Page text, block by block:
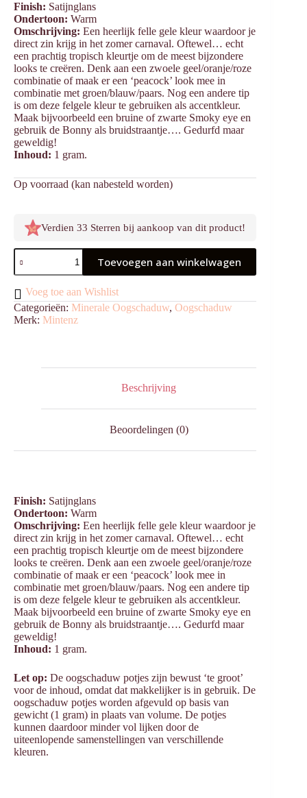
Finish: Satijnglans
Ondertoon: Warm
Omschrijving: Een heerlijk felle gele kleur waardoor je
direct zin krijg in het zomer carnaval. Oftewel… echt
een prachtig tropisch kleurtje om de meest bijzondere
looks te creëren. Denk aan een zwoele geel/oranje/roze
combinatie of maak er een ‘peacock’ look mee in
combinatie met groen/blauw/paars. Nog een andere tip
is om deze felgele kleur te gebruiken als accentkleur.
Maak bijvoorbeeld een bruine of zwarte Smoky eye en
gebruik de Bonny als bruidstraantje…. Gedurfd maar
geweldig!
Inhoud: 1 gram.
Op voorraad (kan nabesteld worden)
Verdien 33 Sterren bij aankoop van dit product!
Oogschaduw
Bonny
aantal
Toevoegen aan winkelwagen
Voeg toe aan Wishlist
Categorieën: Minerale Oogschaduw, Oogschaduw
Merk: Mintenz
Beschrijving
Beoordelingen (0)
Finish: Satijnglans
Ondertoon: Warm
Omschrijving: Een heerlijk felle gele kleur waardoor je
direct zin krijg in het zomer carnaval. Oftewel… echt
een prachtig tropisch kleurtje om de meest bijzondere
looks te creëren. Denk aan een zwoele geel/oranje/roze
combinatie of maak er een ‘peacock’ look mee in
combinatie met groen/blauw/paars. Nog een andere tip
is om deze felgele kleur te gebruiken als accentkleur.
Maak bijvoorbeeld een bruine of zwarte Smoky eye en
gebruik de Bonny als bruidstraantje…. Gedurfd maar
geweldig!
Inhoud: 1 gram.
Let op: De oogschaduw potjes zijn bewust ‘te groot’
voor de inhoud, omdat dat makkelijker is in gebruik. De
oogschaduw potjes worden afgevuld op basis van
gewicht (1 gram) in plaats van volume. De potjes
kunnen daardoor minder vol lijken door de
uiteenlopende samenstellingen van verschillende
kleuren.